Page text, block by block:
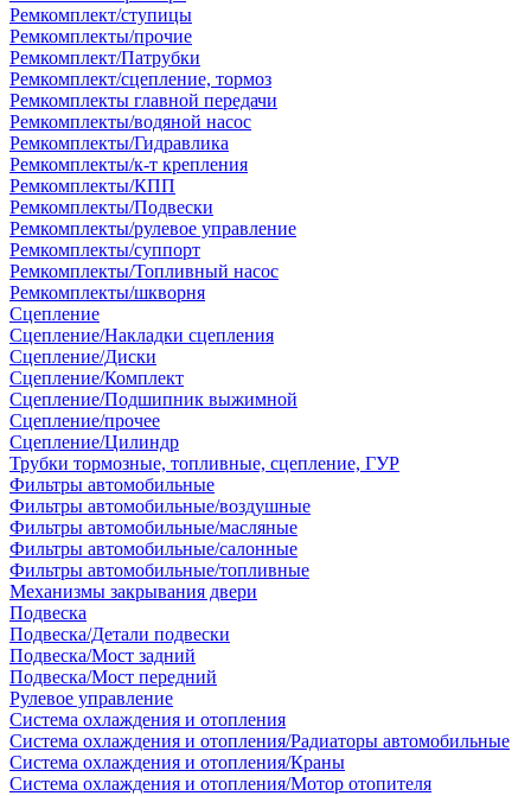
Ремкомплект/ступицы
Ремкомплекты/прочие
Ремкомплект/Патрубки
Ремкомплект/сцепление, тормоз
Ремкомплекты главной передачи
Ремкомплекты/водяной насос
Ремкомплекты/Гидравлика
Ремкомплекты/к-т крепления
Ремкомплекты/КПП
Ремкомплекты/Подвески
Ремкомплекты/рулевое управление
Ремкомплекты/суппорт
Ремкомплекты/Топливный насос
Ремкомплекты/шкворня
Сцепление
Сцепление/Накладки сцепления
Сцепление/Диски
Сцепление/Комплект
Сцепление/Подшипник выжимной
Сцепление/прочее
Сцепление/Цилиндр
Трубки тормозные, топливные, сцепление, ГУР
Фильтры автомобильные
Фильтры автомобильные/воздушные
Фильтры автомобильные/масляные
Фильтры автомобильные/салонные
Фильтры автомобильные/топливные
Механизмы закрывания двери
Подвеска
Подвеска/Детали подвески
Подвеска/Мост задний
Подвеска/Мост передний
Рулевое управление
Система охлаждения и отопления
Система охлаждения и отопления/Радиаторы автомобильные
Система охлаждения и отопления/Краны
Система охлаждения и отопления/Мотор отопителя